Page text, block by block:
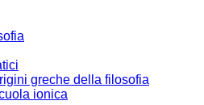
greche della filosofia
ionica